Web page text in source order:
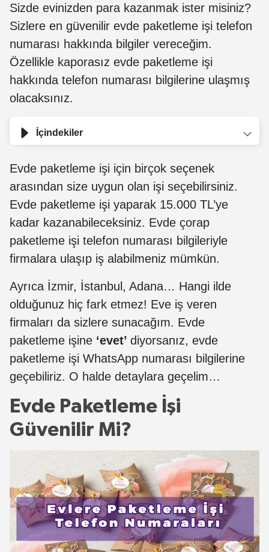
Sizde evinizden para kazanmak ister misiniz?
Sizlere en güvenilir evde paketleme işi telefon
numarası hakkında bilgiler vereceğim.
Özellikle kaporasız evde paketleme işi
hakkında telefon numarası bilgilerine ulaşmış
olacaksınız.
İçindekiler
Evde paketleme işi için birçok seçenek
arasından size uygun olan işi seçebilirsiniz.
Evde paketleme işi yaparak 15.000 TL’ye
kadar kazanabileceksiniz. Evde çorap
paketleme işi telefon numarası bilgileriyle
firmalara ulaşıp iş alabilmeniz mümkün.
Ayrıca İzmir, İstanbul, Adana… Hangi ilde
olduğunuz hiç fark etmez! Eve iş veren
firmaları da sizlere sunacağım. Evde
paketleme işine ‘evet’ diyorsanız, evde
paketleme işi WhatsApp numarası bilgilerine
geçebiliriz. O halde detaylara geçelim…
Evde Paketleme İşi
Güvenilir Mi?